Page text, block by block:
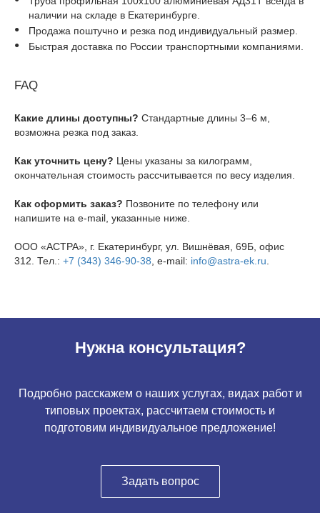
наличии на складе в Екатеринбурге.
Продажа поштучно и резка под индивидуальный размер.
Быстрая доставка по России транспортными компаниями.
FAQ
Какие длины доступны? Стандартные длины 3–6 м,
возможна резка под заказ.
Как уточнить цену? Цены указаны за килограмм,
окончательная стоимость рассчитывается по весу изделия.
Как оформить заказ? Позвоните по телефону или
напишите на e-mail, указанные ниже.
ООО «АСТРА», г. Екатеринбург, ул. Вишнёвая, 69Б, офис
312. Тел.: +7 (343) 346-90-38 , e-mail: info@astra-ek.ru
Нужна консультация?
Подробно расскажем о наших услугах, видах работ и
типовых проектах, рассчитаем стоимость и
подготовим индивидуальное предложение!
Задать вопрос